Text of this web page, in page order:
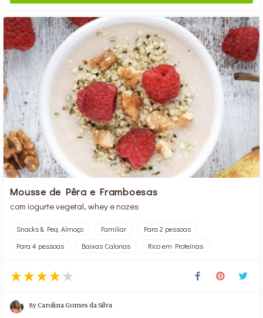
Mousse de Pêra e Framboesas
com iogurte vegetal, whey e nozes
Snacks & Peq. Almoço Familiar
Para 2 pessoas
Para 4 pessoas
Baixas Calorias Rico em Proteínas
ByCarolina Gomes da Silva